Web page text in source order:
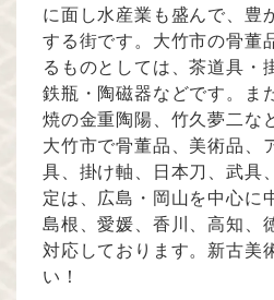
に面し水産業も盛んで、豊
する街です。大竹市の骨董
るものとしては、茶道具・
鉄瓶・陶磁器などです。ま
焼の金重陶陽、竹久夢二な
大竹市で骨董品、美術品、
具、掛け軸、日本刀、武具
定は、広島・岡山を中心に
島根、愛媛、香川、高知、
対応しております。新古美
い！